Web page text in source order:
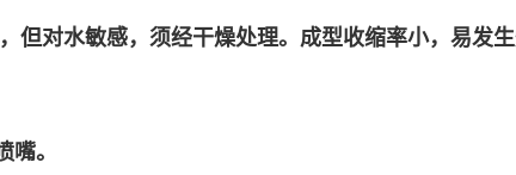
但对水敏感，须经干燥处理。成型收缩率小，易发
。